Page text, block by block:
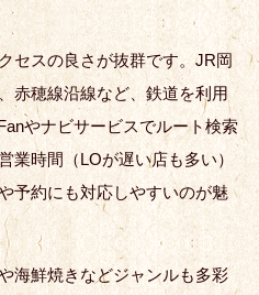
セスの良さが抜群です。JR岡
赤穂線沿線など、鉄道を利用
やナビサービスでルート検索
業時間（LOが遅い店も多い）
予約にも対応しやすいのが魅
海鮮焼きなどジャンルも多彩